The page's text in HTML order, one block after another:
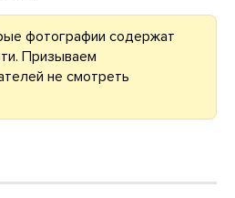
фотографии содержат
Призываем
не смотреть